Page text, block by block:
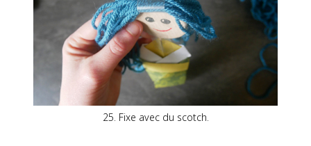
25. Fixe avec du scotch.